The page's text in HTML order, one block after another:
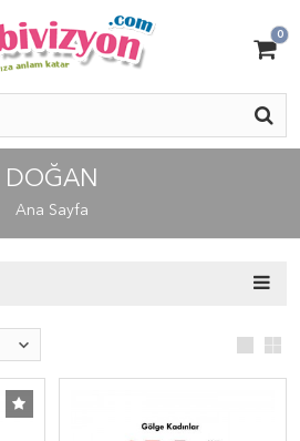
0
DOĞAN
Ana Sayfa